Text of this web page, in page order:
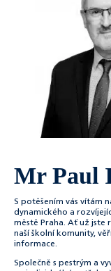
Mr Paul
S potěšením vás vítám
dynamického a
městě Praha. Ať už
naší školní komunity,
informace.
Společně s pestrým a